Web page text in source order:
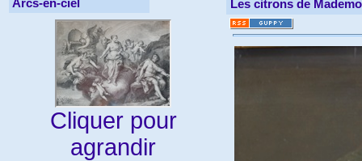
Arcs-en-ciel
Cliquer pour
agrandir
Les citrons de